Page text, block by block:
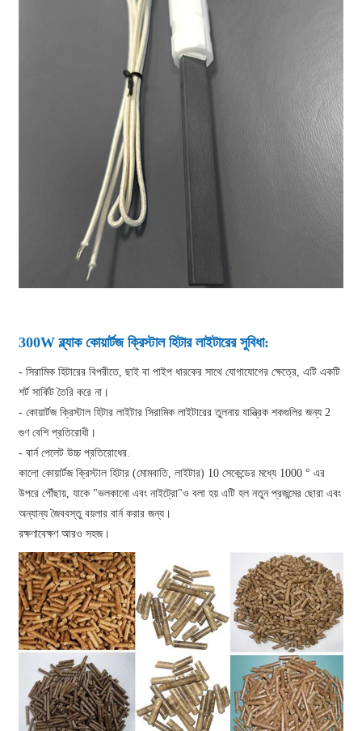
300W ব্ল্যাক কোয়ার্টজ ক্রিস্টাল হিটার লাইটারের সুবিধা:
- সিরামিক হিটারের বিপরীতে, ছাই বা পাইপ ধারকের সাথে যোগাযোগের ক্ষেত্রে, এটি একটি
শর্ট সার্কিট তৈরি করে না।
- কোয়ার্টজ ক্রিস্টাল হিটার লাইটার সিরামিক লাইটারের তুলনায় যান্ত্রিক শকগুলির জন্য 2
গুণ বেশি প্রতিরোধী।
- বার্ন পেলেট উচ্চ প্রতিরোধের.
কালো কোয়ার্টজ ক্রিস্টাল হিটার (মোমবাতি, লাইটার) 10 সেকেন্ডের মধ্যে 1000 ° এর
উপরে পৌঁছায়, যাকে "ভলকানো এবং নাইট্রো"ও বলা হয় এটি হল নতুন প্রজন্মের ছোরা এবং
অন্যান্য জৈববস্তু বয়লার বার্ন করার জন্য।
রক্ষণাবেক্ষণ আরও সহজ।